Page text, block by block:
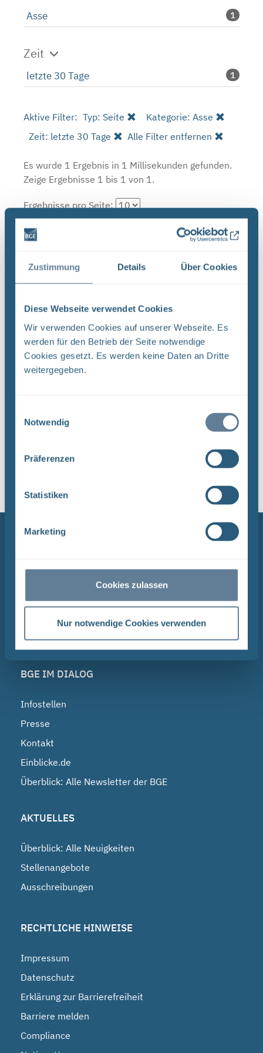
Zustimmung Details Über Cookies
Diese Webseite verwendet Cookies
Wir verwenden Cookies auf unserer Webseite. Es
werden für den Betrieb der Seite notwendige
Cookies gesetzt. Es werden keine Daten an Dritte
weitergegeben.
Notwendig
Präferenzen
Statistiken
Marketing
Cookies zulassen
Nur notwendige Cookies verwenden
Asse 1
Zeit
letzte 30 Tage 1
Aktive Filter: Typ: Seite
Kategorie: Asse
Zeit: letzte 30 Tage
Alle Filter entfernen
Es wurde 1 Ergebnis in 1 Millisekunden gefunden.
Zeige Ergebnisse 1 bis 1 von 1.
Ergebnisse pro Seite:
1
Sortieren nach
Monatsbericht Juni 2026
Aktuelle Arbeiten - Schachtanlage Asse II
Übersicht über die wesentlichen Arbeiten im Juni
2026 Trio mit Fräsköpfen Die passende Fräse für
den passenden Einsatz: In der Schachtanlage Asse
NAVIGATION
Asse
Endlager Konrad
Morsleben
BGE IM DIALOG
Infostellen
Presse
Kontakt
Einblicke.de
Überblick: Alle Newsletter der BGE
AKTUELLES
Überblick: Alle Neuigkeiten
Stellenangebote
Ausschreibungen
RECHTLICHE HINWEISE
Impressum
Datenschutz
Erklärung zur Barrierefreiheit
Barriere melden
Compliance